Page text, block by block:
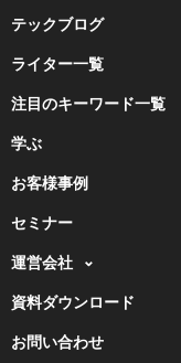
テックブログ
ライター一覧
注目のキーワード一覧
学ぶ
お客様事例
セミナー
運営会社
資料ダウンロード
お問い合わせ